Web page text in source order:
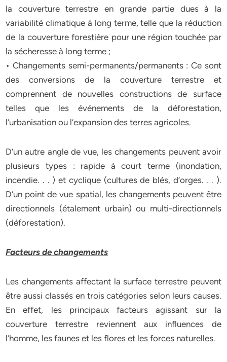
la couverture terrestre en grande partie dues à la
variabilité climatique à long terme, telle que la réduction
de la couverture forestière pour une région touchée par
la sécheresse à long terme ;
• Changements semi-permanents/permanents : Ce sont
des conversions de la couverture terrestre et
comprennent de nouvelles constructions de surface
telles que les événements de la déforestation,
l’urbanisation ou l’expansion des terres agricoles.
D’un autre angle de vue, les changements peuvent avoir
plusieurs types : rapide à court terme (inondation,
incendie. . . ) et cyclique (cultures de blés, d’orges. . . ).
D’un point de vue spatial, les changements peuvent être
directionnels (étalement urbain) ou multi-directionnels
(déforestation).
Facteurs de changements
Les changements affectant la surface terrestre peuvent
être aussi classés en trois catégories selon leurs causes.
En effet, les principaux facteurs agissant sur la
couverture terrestre reviennent aux influences de
l’homme, les faunes et les flores et les forces naturelles.